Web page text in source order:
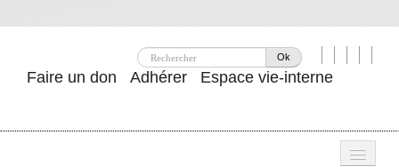
Ok
Faire un don Adhérer Espace vie-interne